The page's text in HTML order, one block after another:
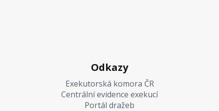
Odkazy
Exekutorská komora ČR
Centrální evidence exekucí
Portál dražeb